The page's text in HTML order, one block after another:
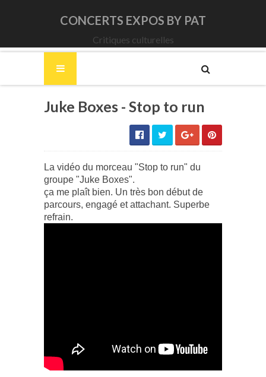
CONCERTS EXPOS BY PAT
Critiques culturelles
Juke Boxes - Stop to run
La vidéo du morceau "Stop to run" du
groupe "Juke Boxes".
ça me plaît bien. Un très bon début de
parcours, engagé et attachant. Superbe
refrain.